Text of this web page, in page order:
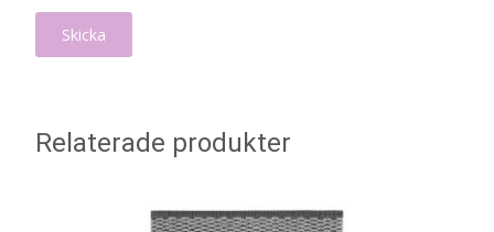
Relaterade produkter